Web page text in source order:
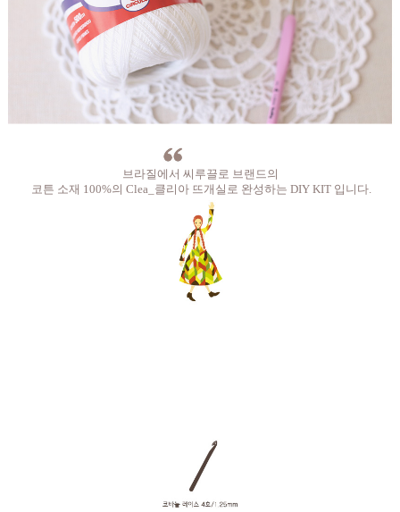
브라질에서 씨루끌로 브랜드의
코튼 소재 100%의 Clea_클리아 뜨개실로 완성하는 DIY KIT 입니다.